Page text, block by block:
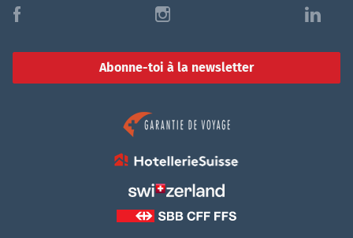
f i l
Abonne-toi à la newsletter